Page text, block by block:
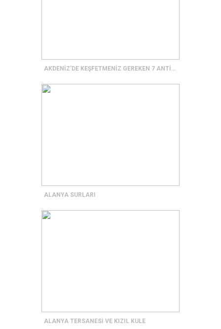
AKDENİZ'DE KEŞFETMENİZ GEREKEN 7 ANTİK KENT
ALANYA SURLARI
ALANYA TERSANESİ VE KIZIL KULE